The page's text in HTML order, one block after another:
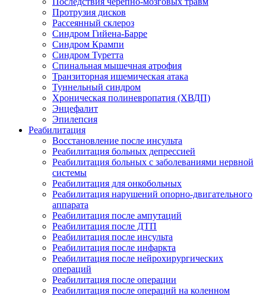
Протрузия дисков
Рассеянный склероз
Синдром Гийена-Барре
Синдром Крампи
Синдром Туретта
Спинальная мышечная атрофия
Транзиторная ишемическая атака
Туннельный синдром
Хроническая полиневропатия (ХВДП)
Энцефалит
Эпилепсия
Реабилитация
Восстановление после инсульта
Реабилитация больных депрессией
Реабилитация больных с заболеваниями нервной
системы
Реабилитация для онкобольных
Реабилитация нарушений опорно-двигательного
аппарата
Реабилитация после ампутаций
Реабилитация после ДТП
Реабилитация после инсульта
Реабилитация после инфаркта
Реабилитация после нейрохирургических
операций
Реабилитация после операции
Реабилитация после операций на коленном